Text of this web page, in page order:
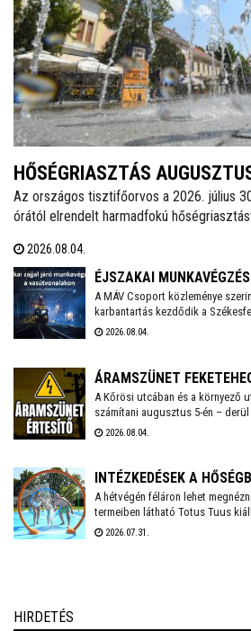
HŐSÉGRIASZTÁS
Az országos tisztifőorvos a 2026. július
órától elrendelt harmadfokú
továbbra is működnek az ivókutak,
is várják a lakosságot a hőségben. A
mindenkit arra kér, hogy figyeljünk
környezetünkben élő idős emberekre,
háziállatainkra is.
2026.08.04.
ÉJSZAKAI
A MÁV Csoport közleménye
karbantartás kezdődik a
vasútvonalakon augusztus 6-án.
2026.08.04.
ÁRAMSZÜNET
A Kőrösi utcában és a környező
számítani augusztus 5-én –
2026.08.04.
INTÉZKEDÉSEK A
A hétvégén féláron lehet
termeiben látható Totus Tuus
temperált Díszterme is megnyílik
2026.07.31.
HIRDETÉS